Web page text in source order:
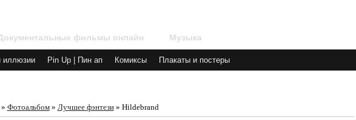
иллюзии Pin Up | Пин ап Комиксы Плакаты и постеры
фильмы онлайн Музыка
Фотоальбом» Лучшее фэнтези» Hildebrand